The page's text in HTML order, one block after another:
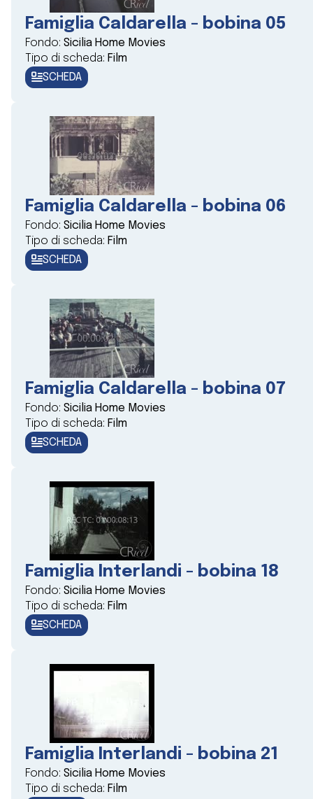
Famiglia Caldarella - bobina 05
Fondo: Sicilia Home Movies
Tipo di scheda: Film
SCHEDA
Famiglia Caldarella - bobina 06
Fondo: Sicilia Home Movies
Tipo di scheda: Film
SCHEDA
Famiglia Caldarella - bobina 07
Fondo: Sicilia Home Movies
Tipo di scheda: Film
SCHEDA
Famiglia Interlandi - bobina 18
Fondo: Sicilia Home Movies
Tipo di scheda: Film
SCHEDA
Famiglia Interlandi - bobina 21
Fondo: Sicilia Home Movies
Tipo di scheda: Film